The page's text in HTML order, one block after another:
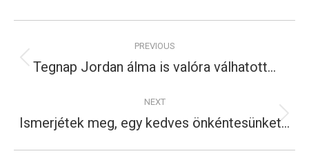
navigation
PREVIOUS
Previous
Tegnap Jordan álma is valóra válhatott…
NEXT
Next
Ismerjétek meg, egy kedves önkéntesünket…